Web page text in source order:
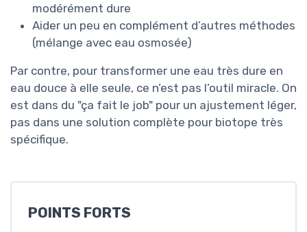
modérément dure
Aider un peu en complément d’autres méthodes
(mélange avec eau osmosée)
Par contre, pour transformer une eau très dure en
eau douce à elle seule, ce n’est pas l’outil miracle. On
est dans du "ça fait le job" pour un ajustement léger,
pas dans une solution complète pour biotope très
spécifique.
POINTS FORTS